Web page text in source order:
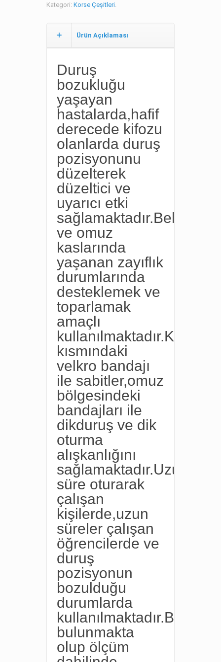
Kategori: Korse Çeşitleri.
Ürün Açıklaması
Duruş
bozukluğu
yaşayan
hastalarda,hafif
derecede kifozu
olanlarda duruş
pozisyonunu
düzelterek
düzeltici ve
uyarıcı etki
sağlamaktadır.Bel
ve omuz
kaslarında
yaşanan zayıflık
durumlarında
desteklemek ve
toparlamak
amaçlı
kullanılmaktadır.Karın
kısmındaki
velkro bandajı
ile sabitler,omuz
bölgesindeki
bandajları ile
dikduruş ve dik
oturma
alışkanlığını
sağlamaktadır.Uzun
süre oturarak
çalışan
kişilerde,uzun
süreler çalışan
öğrencilerde ve
duruş
pozisyonun
bozulduğu
durumlarda
bulunmakta
olup ölçüm